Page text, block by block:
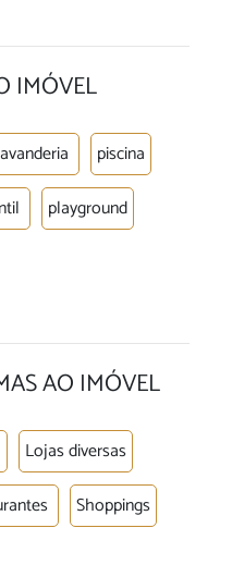
IMÓVEL
piscina
playground
AO IMÓVEL
Lojas diversas
Shoppings